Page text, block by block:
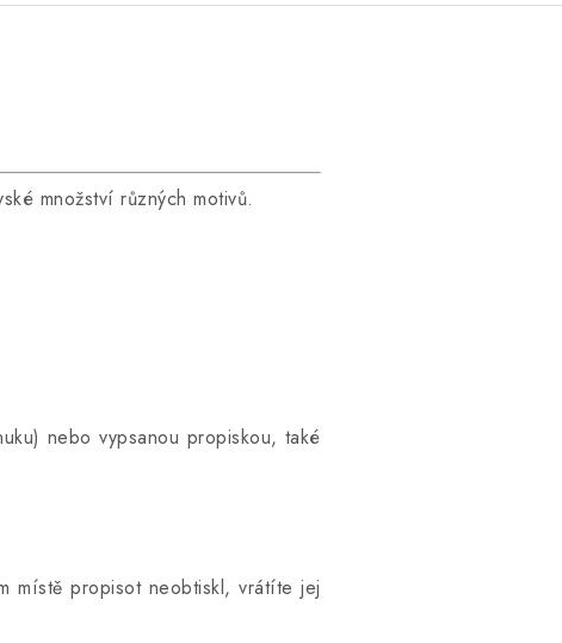
množství různých motivů.
nebo vypsanou propiskou, také
propisot neobtiskl, vrátíte jej